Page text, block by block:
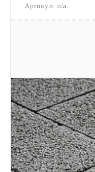
Артикул: n/a